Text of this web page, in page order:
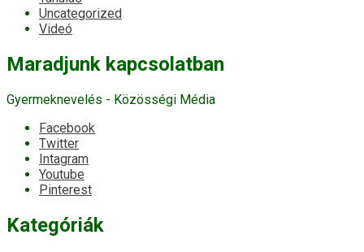
Uncategorized
Videó
Maradjunk kapcsolatban
Gyermeknevelés - Közösségi Média
Facebook
Twitter
Intagram
Youtube
Pinterest
Kategóriák